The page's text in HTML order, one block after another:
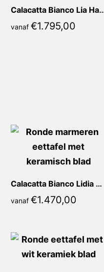
Calacatta Bianco Lia Half ovaal
vanaf €1.795,00
Calacatta Bianco Lidia Rond
vanaf €1.470,00